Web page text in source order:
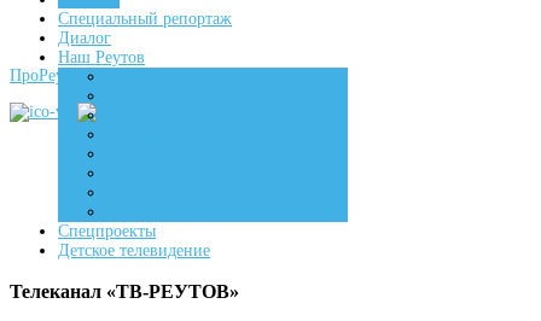
16+
ПроРеутов
Специальный репортаж
Диалог
Наш Реутов
Спецпроекты
Детское телевидение
Телеканал «ТВ-РЕУТОВ»